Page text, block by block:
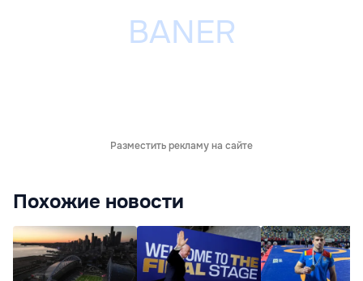
Разместить рекламу на сайте
Похожие новости